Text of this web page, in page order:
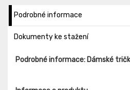
Podrobné informace
Dokumenty ke stažení
Podrobné informace: Dámské